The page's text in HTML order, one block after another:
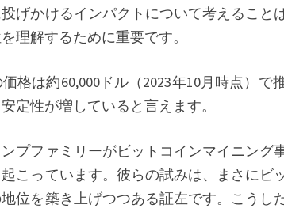
デ
ジ
ル
ゴ
ル
ド
と
げかけるインパクトについて考えること
理解するために重要です。
格は約60,000ドル（2023年10月時点）で
定性が増していると言えます。
プファミリーがビットコインマイニング
こっています。彼らの試みは、まさにビ
位を築き上げつつある証左です。こうし